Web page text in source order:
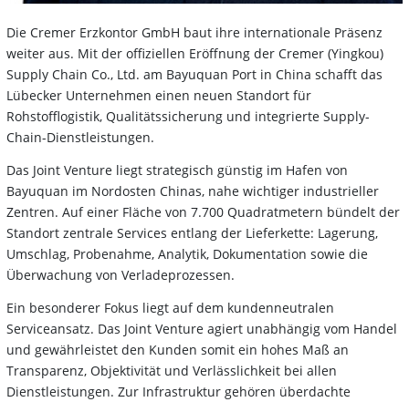
Die Cremer Erzkontor GmbH baut ihre internationale Präsenz
weiter aus. Mit der offiziellen Eröffnung der Cremer (Yingkou)
Supply Chain Co., Ltd. am Bayuquan Port in China schafft das
Lübecker Unternehmen einen neuen Standort für
Rohstofflogistik, Qualitätssicherung und integrierte Supply-
Chain-Dienstleistungen.
Das Joint Venture liegt strategisch günstig im Hafen von
Bayuquan im Nordosten Chinas, nahe wichtiger industrieller
Zentren. Auf einer Fläche von 7.700 Quadratmetern bündelt der
Standort zentrale Services entlang der Lieferkette: Lagerung,
Umschlag, Probenahme, Analytik, Dokumentation sowie die
Überwachung von Verladeprozessen.
Ein besonderer Fokus liegt auf dem kundenneutralen
Serviceansatz. Das Joint Venture agiert unabhängig vom Handel
und gewährleistet den Kunden somit ein hohes Maß an
Transparenz, Objektivität und Verlässlichkeit bei allen
Dienstleistungen. Zur Infrastruktur gehören überdachte